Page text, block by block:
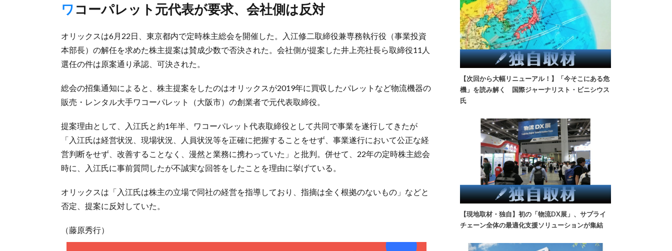
ワコーパレット元代表が要求、会社側は反対
オリックスは6月22日、東京都内で定時株主総会を開催した。入江修二取締役兼専務執行役（事業投資
本部長）の解任を求めた株主提案は賛成少数で否決された。会社側が提案した井上亮社長ら取締役11人
選任の件は原案通り承認、可決された。
総会の招集通知によると、株主提案をしたのはオリックスが2019年に買収したパレットなど物流機器の
販売・レンタル大手ワコーパレット（大阪市）の創業者で元代表取締役。
提案理由として、入江氏と約1年半、ワコーパレット代表取締役として共同で事業を遂行してきたが
「入江氏は経営状況、現場状況、人員状況等を正確に把握することをせず、事業遂行において公正な経
営判断をせず、改善することなく、漫然と業務に携わっていた」と批判。併せて、22年の定時株主総会
時に、入江氏に事前質問したが不誠実な回答をしたことを理由に挙げている。
オリックスは「入江氏は株主の立場で同社の経営を指導しており、指摘は全く根拠のないもの」などと
否定、提案に反対していた。
（藤原秀行）
【次回から大幅リニューアル！】「今そこにある危
機」を読み解く 国際ジャーナリスト・ビニシウス
氏
【現地取材・独自】初の「物流DX展」、サプライ
チェーン全体の最適化支援ソリューションが集結